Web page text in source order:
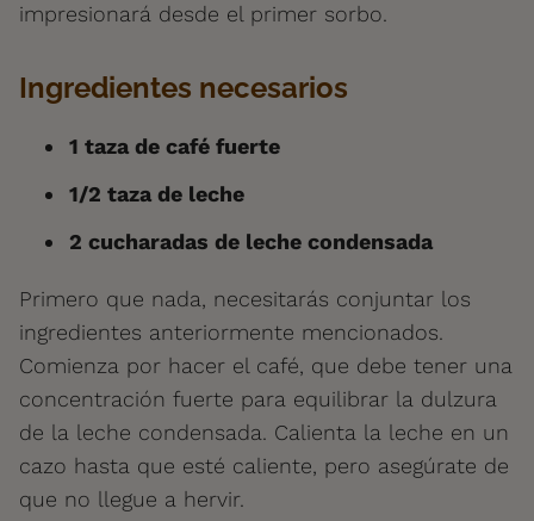
impresionará desde el primer sorbo.
Ingredientes necesarios
1 taza de café fuerte
1/2 taza de leche
2 cucharadas de leche condensada
Primero que nada, necesitarás conjuntar los
ingredientes anteriormente mencionados.
Comienza por hacer el café, que debe tener una
concentración fuerte para equilibrar la dulzura
de la leche condensada. Calienta la leche en un
cazo hasta que esté caliente, pero asegúrate de
que no llegue a hervir.